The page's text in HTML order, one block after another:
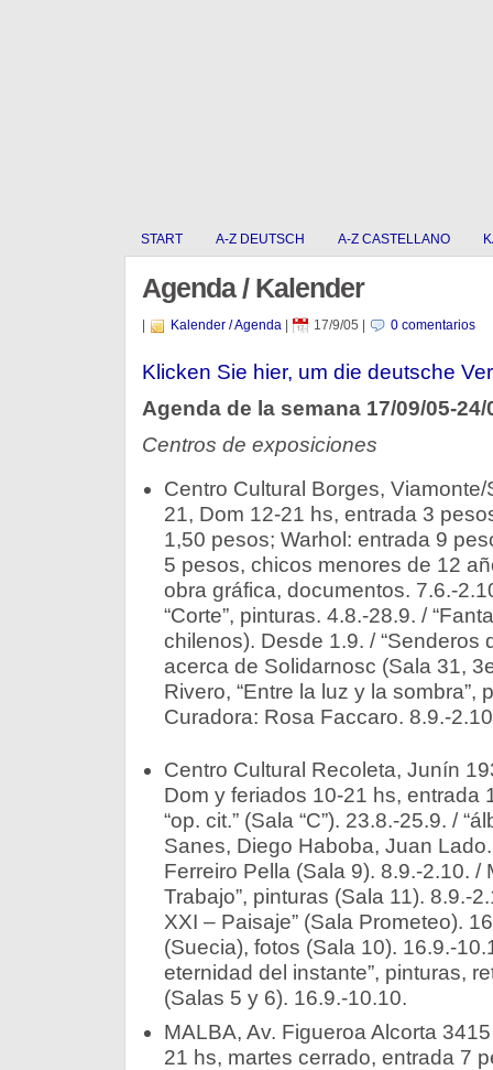
START A-Z DEUTSCH A-Z CASTELLANO
Agenda / Kalender
Kalender / Agenda| 17/9/05 0 comentarios
Klicken Sie hier, um die deutsche
Agenda de la semana 17/09/05-24/
Centros de exposiciones
Centro Cultural Borges,
21, Dom 12-21 hs, entrada 3
1,50 pesos; Warhol: entrada 9
5 pesos, chicos menores de 12
obra gráfica, documentos. 7.6.-
“Corte”, pinturas. 4.8.-28.9. /
chilenos). Desde 1.9. / “Senderos
acerca de Solidarnosc (Sala 31,
Rivero, “Entre la luz y la sombra”,
Curadora: Rosa Faccaro. 8.9.-
Centro Cultural Recoleta, Junín
Dom y feriados 10-21 hs, entrada
“op. cit.” (Sala “C”). 23.8.-25.9. /
Sanes, Diego Haboba, Juan
Ferreiro Pella (Sala 9). 8.9.-2.10. /
Trabajo”, pinturas (Sala 11). 8.9.-
XXI – Paisaje” (Sala Prometeo).
(Suecia), fotos (Sala 10). 16.9.-
eternidad del instante”, pinturas,
(Salas 5 y 6). 16.9.-10.10.
MALBA, Av. Figueroa Alcorta
21 hs, martes cerrado, entrada 7